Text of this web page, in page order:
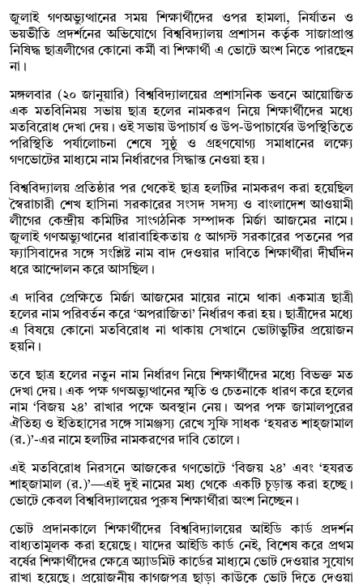
জুলাই গণঅভ্যুত্থানের সময় শিক্ষার্থীদের ওপর হামলা, নির্যাতন ও
ভয়ভীতি প্রদর্শনের অভিযোগে বিশ্ববিদ্যালয় প্রশাসন কর্তৃক সাজাপ্রাপ্ত
নিষিদ্ধ ছাত্রলীগের কোনো কর্মী বা শিক্ষার্থী এ ভোটে অংশ নিতে পারছেন
না।
মঙ্গলবার (২০ জানুয়ারি) বিশ্ববিদ্যালয়ের প্রশাসনিক ভবনে আয়োজিত
এক মতবিনিময় সভায় ছাত্র হলের নামকরণ নিয়ে শিক্ষার্থীদের মধ্যে
মতবিরোধ দেখা দেয়। ওই সভায় উপাচার্য ও উপ-উপাচার্যের উপস্থিতিতে
পরিস্থিতি পর্যালোচনা শেষে সুষ্ঠু ও গ্রহণযোগ্য সমাধানের লক্ষ্যে
গণভোটের মাধ্যমে নাম নির্ধারণের সিদ্ধান্ত নেওয়া হয়।
বিশ্ববিদ্যালয় প্রতিষ্ঠার পর থেকেই ছাত্র হলটির নামকরণ করা হয়েছিল
স্বৈরাচারী শেখ হাসিনা সরকারের সংসদ সদস্য ও বাংলাদেশ আওয়ামী
লীগের কেন্দ্রীয় কমিটির সাংগঠনিক সম্পাদক মির্জা আজমের নামে।
জুলাই গণঅভ্যুত্থানের ধারাবাহিকতায় ৫ আগস্ট সরকারের পতনের পর
ফ্যাসিবাদের সঙ্গে সংশ্লিষ্ট নাম বাদ দেওয়ার দাবিতে শিক্ষার্থীরা দীর্ঘদিন
ধরে আন্দোলন করে আসছিল।
এ দাবির প্রেক্ষিতে মির্জা আজমের মায়ের নামে থাকা একমাত্র ছাত্রী
হলের নাম পরিবর্তন করে ‘অপরাজিতা’ নির্ধারণ করা হয়। ছাত্রীদের মধ্যে
এ বিষয়ে কোনো মতবিরোধ না থাকায় সেখানে ভোটাভুটির প্রয়োজন
হয়নি।
তবে ছাত্র হলের নতুন নাম নির্ধারণ নিয়ে শিক্ষার্থীদের মধ্যে বিভক্ত মত
দেখা দেয়। এক পক্ষ গণঅভ্যুত্থানের স্মৃতি ও চেতনাকে ধারণ করে হলের
নাম ‘বিজয় ২৪’ রাখার পক্ষে অবস্থান নেয়। অপর পক্ষ জামালপুরের
ঐতিহ্য ও ইতিহাসের সঙ্গে সামঞ্জস্য রেখে সুফি সাধক ‘হযরত শাহ্জামাল
(র.)’-এর নামে হলটির নামকরণের দাবি তোলে।
এই মতবিরোধ নিরসনে আজকের গণভোটে ‘বিজয় ২৪’ এবং ‘হযরত
শাহ্জামাল (র.)’—এই দুই নামের মধ্য থেকে একটি চূড়ান্ত করা হচ্ছে।
ভোটে কেবল বিশ্ববিদ্যালয়ের পুরুষ শিক্ষার্থীরা অংশ নিচ্ছেন।
ভোট প্রদানকালে শিক্ষার্থীদের বিশ্ববিদ্যালয়ের আইডি কার্ড প্রদর্শন
বাধ্যতামূলক করা হয়েছে। যাদের আইডি কার্ড নেই, বিশেষ করে প্রথম
বর্ষের শিক্ষার্থীদের ক্ষেত্রে অ্যাডমিট কার্ডের মাধ্যমে ভোট দেওয়ার সুযোগ
রাখা হয়েছে। প্রয়োজনীয় কাগজপত্র ছাড়া কাউকে ভোট দিতে দেওয়া